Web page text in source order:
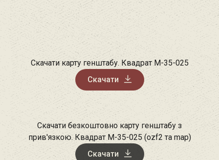
Скачати карту генштабу. Квадрат М-35-025
Скачати
Скачати безкоштовно карту генштабу з
прив'язкою. Квадрат М-35-025 (ozf2 та map)
Скачати